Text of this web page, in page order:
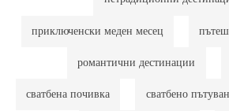
приключенски меден месец
романтични дестинации
сватбена почивка сватбено